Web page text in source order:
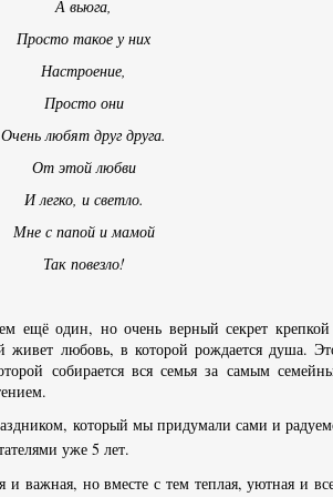
А вьюга,
Просто такое у них
Настроение,
Просто они
Очень любят друг друга.
От этой любви
И легко, и светло.
Мне с папой и мамой
Так повезло!
ещё один, но очень верный секрет
живет любовь, в которой рождается душа.
собирается вся семья за самым
который мы придумали сами и
уже 5 лет.
и важная, но вместе с тем теплая, уютная и